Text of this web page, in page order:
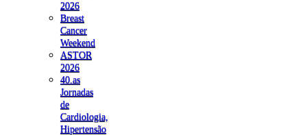
2026
Breast
Cancer
Weekend
ASTOR
2026
40.as
Jornadas
de
Cardiologia,
Hipertensão